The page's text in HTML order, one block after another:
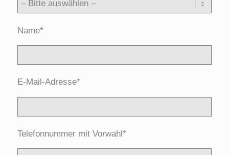
Name*
E-Mail-Adresse*
Telefonnummer mit Vorwahl*